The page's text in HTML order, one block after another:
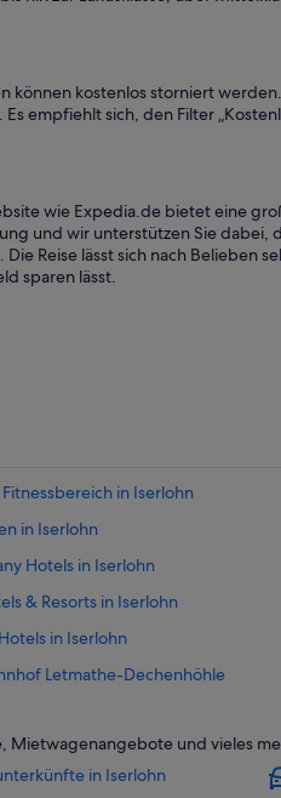
können kostenlos storniert
empfiehlt sich, den Filter
wie Expedia.de bietet eine
und wir unterstützen Sie
Reise lässt sich nach Belieben
sparen lässt.
in Iserlohn
in Iserlohn
Hotels in Iserlohn
& Resorts in Iserlohn
in Iserlohn
Letmathe-Dechenhöhle
in Iserlohn
Iserlohn
Mietwagenangebote und vieles
in Iserlohn